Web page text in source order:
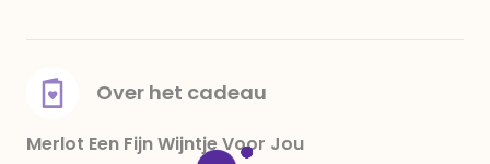
Over het cadeau
Merlot Een Fijn Wijntje Voor Jou